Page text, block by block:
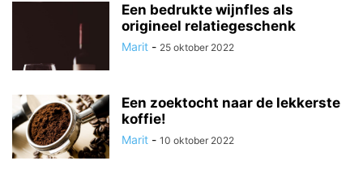
Een bedrukte wijnfles als
origineel relatiegeschenk
Marit - 25 oktober 2022
Een zoektocht naar de lekkerste
koffie!
Marit - 10 oktober 2022